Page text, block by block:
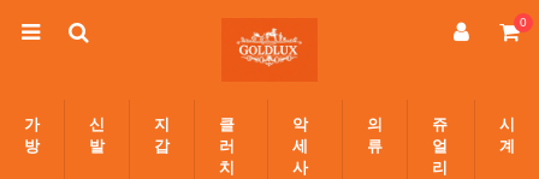
0
가
방
신
발
지
갑
클
러
치
악
세
사
의
류
쥬
얼
리
시
계